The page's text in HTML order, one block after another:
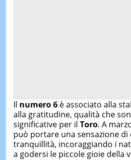
Il numero 6 è associato alla
alla gratitudine, qualità che
significative per il Toro. A
può portare una sensazione
tranquillità, incoraggiando i
a godersi le piccole gioie della